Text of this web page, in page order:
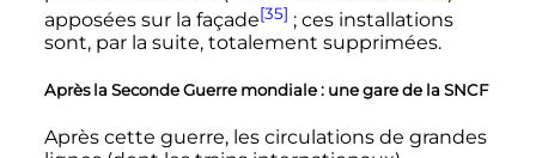
apposées sur la façade[35] ; ces installations
sont, par la suite, totalement supprimées.
Après la Seconde Guerre mondiale : une gare de la SNCF
Après cette guerre, les circulations de grandes